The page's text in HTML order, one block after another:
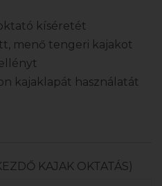
kíséretét
menő tengeri kajakot
kajaklapát használatát
KAJAK OKTATÁS)